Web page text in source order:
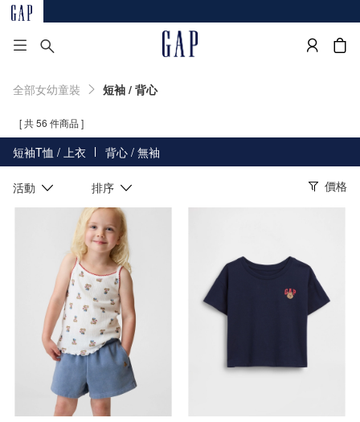
全部女幼童裝 短袖 / 背心
[ 共 56 件商品 ]
短袖T恤 / 上衣 背心 / 無袖
活動 排序 價格